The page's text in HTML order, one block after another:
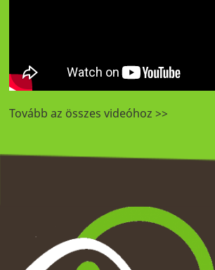
Tovább az összes videóhoz >>